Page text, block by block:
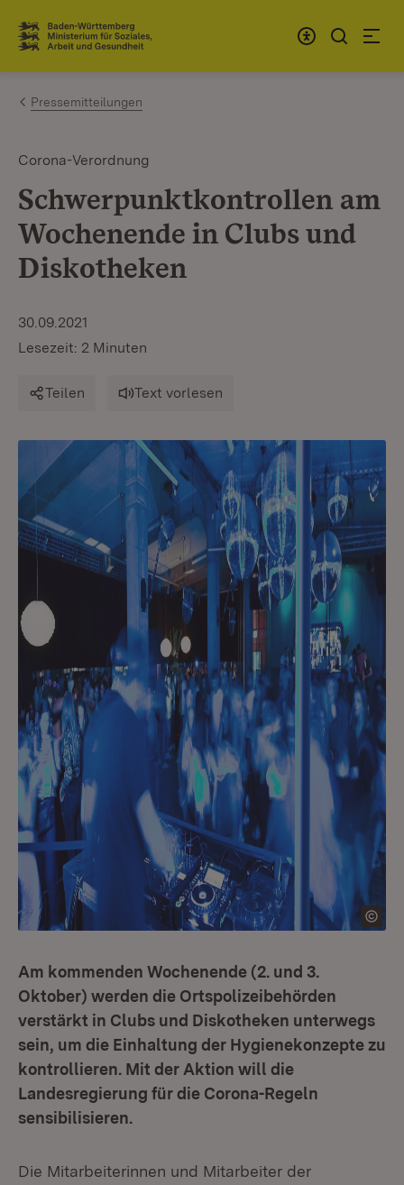
Zum Inhalt springen
Link zur Startseite
Pressemitteilungen
Corona-Verordnung
Schwerpunktkontrollen am
Wochenende in Clubs und
Diskotheken
30.09.2021
Lesezeit: 2 Minuten
Teilen Text vorlesen
Am kommenden Wochenende (2. und 3.
Oktober) werden die Ortspolizeibehörden
verstärkt in Clubs und Diskotheken unterwegs
sein, um die Einhaltung der Hygienekonzepte zu
kontrollieren. Mit der Aktion will die
Landesregierung für die Corona-Regeln
sensibilisieren.
Die Mitarbeiterinnen und Mitarbeiter der